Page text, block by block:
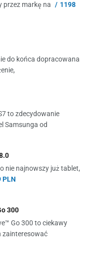
przez markę na
1198
do końca dopracowana
to zdecydowanie
Samsunga od
nie najnowszy już tablet,
PLN
300
Go 300 to ciekawy
zainteresować